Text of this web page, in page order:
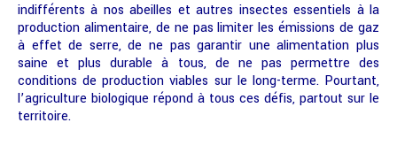
indifférents à nos abeilles et autres insectes essentiels à la
production alimentaire, de ne pas limiter les émissions de gaz
à effet de serre, de ne pas garantir une alimentation plus
saine et plus durable à tous, de ne pas permettre des
conditions de production viables sur le long-terme. Pourtant,
l’agriculture biologique répond à tous ces défis, partout sur le
territoire.